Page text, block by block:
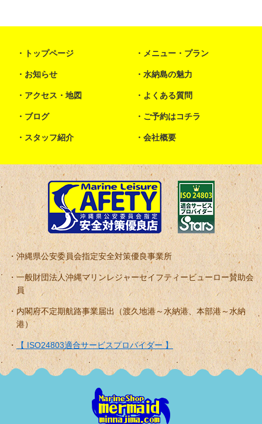
トップページ メニュー・プラン
お知らせ 水納島の魅力
アクセス・地図 よくある質問
ブログ ご予約はコチラ
スタッフ紹介 会社概要
沖縄県公安委員会指定安全対策優良事業所
一般財団法人沖縄マリンレジャーセイフティービューロー賛助会
員
内閣府不定期航路事業届出（渡久地港～水納港、本部港～水納
港）
【 ISO24803適合サービスプロバイダー 】